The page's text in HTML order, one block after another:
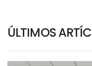
ÚLTIMOS